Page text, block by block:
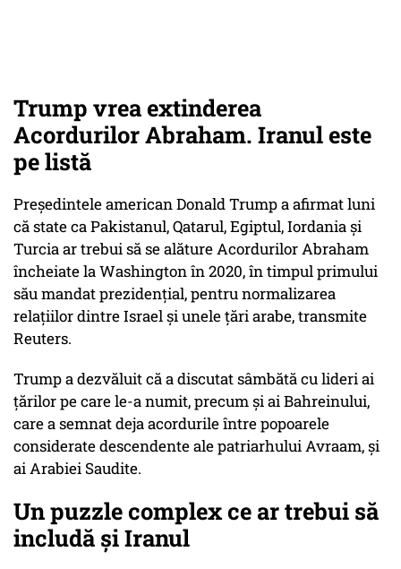
Trump vrea extinderea
Acordurilor Abraham. Iranul este
pe listă
Preşedintele american Donald Trump a afirmat luni
că state ca Pakistanul, Qatarul, Egiptul, Iordania şi
Turcia ar trebui să se alăture Acordurilor Abraham
încheiate la Washington în 2020, în timpul primului
său mandat prezidenţial, pentru normalizarea
relaţiilor dintre Israel şi unele ţări arabe, transmite
Reuters.
Trump a dezvăluit că a discutat sâmbătă cu lideri ai
ţărilor pe care le-a numit, precum şi ai Bahreinului,
care a semnat deja acordurile între popoarele
considerate descendente ale patriarhului Avraam, şi
ai Arabiei Saudite.
Un puzzle complex ce ar trebui să
includă și Iranul